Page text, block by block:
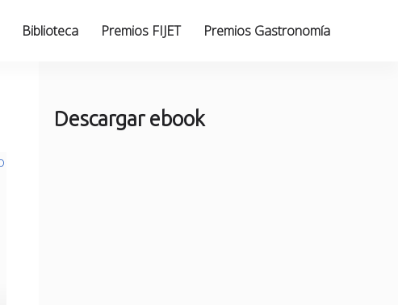
Biblioteca Premios FIJET Premios Gastronomía
Descargar ebook